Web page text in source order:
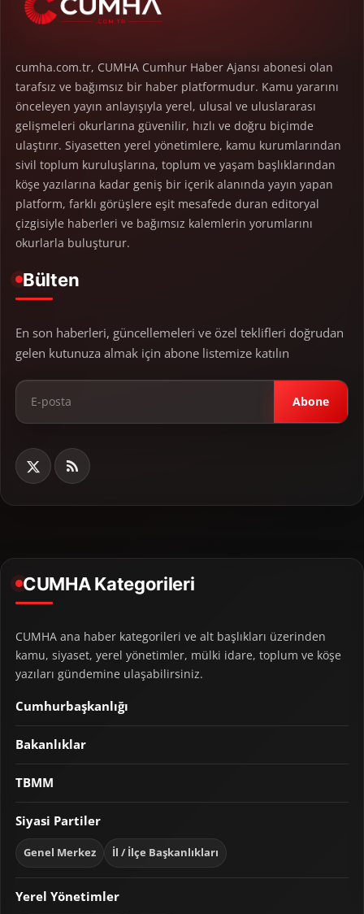
cumha.com.tr, CUMHA Cumhur Haber Ajansı abonesi olan
tarafsız ve bağımsız bir haber platformudur. Kamu yararını
önceleyen yayın anlayışıyla yerel, ulusal ve uluslararası
gelişmeleri okurlarına güvenilir, hızlı ve doğru biçimde
ulaştırır. Siyasetten yerel yönetimlere, kamu kurumlarından
sivil toplum kuruluşlarına, toplum ve yaşam başlıklarından
köşe yazılarına kadar geniş bir içerik alanında yayın yapan
platform, farklı görüşlere eşit mesafede duran editoryal
çizgisiyle haberleri ve bağımsız kalemlerin yorumlarını
okurlarla buluşturur.
Bülten
En son haberleri, güncellemeleri ve özel teklifleri doğrudan
gelen kutunuza almak için abone listemize katılın
Abone
CUMHA Kategorileri
CUMHA ana haber kategorileri ve alt başlıkları üzerinden
kamu, siyaset, yerel yönetimler, mülki idare, toplum ve köşe
yazıları gündemine ulaşabilirsiniz.
Cumhurbaşkanlığı
Bakanlıklar
TBMM
Siyasi Partiler
Genel Merkez İl / İlçe Başkanlıkları
Yerel Yönetimler